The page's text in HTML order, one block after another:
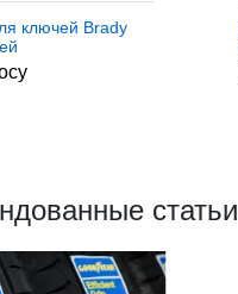
ключей Brady
статьи